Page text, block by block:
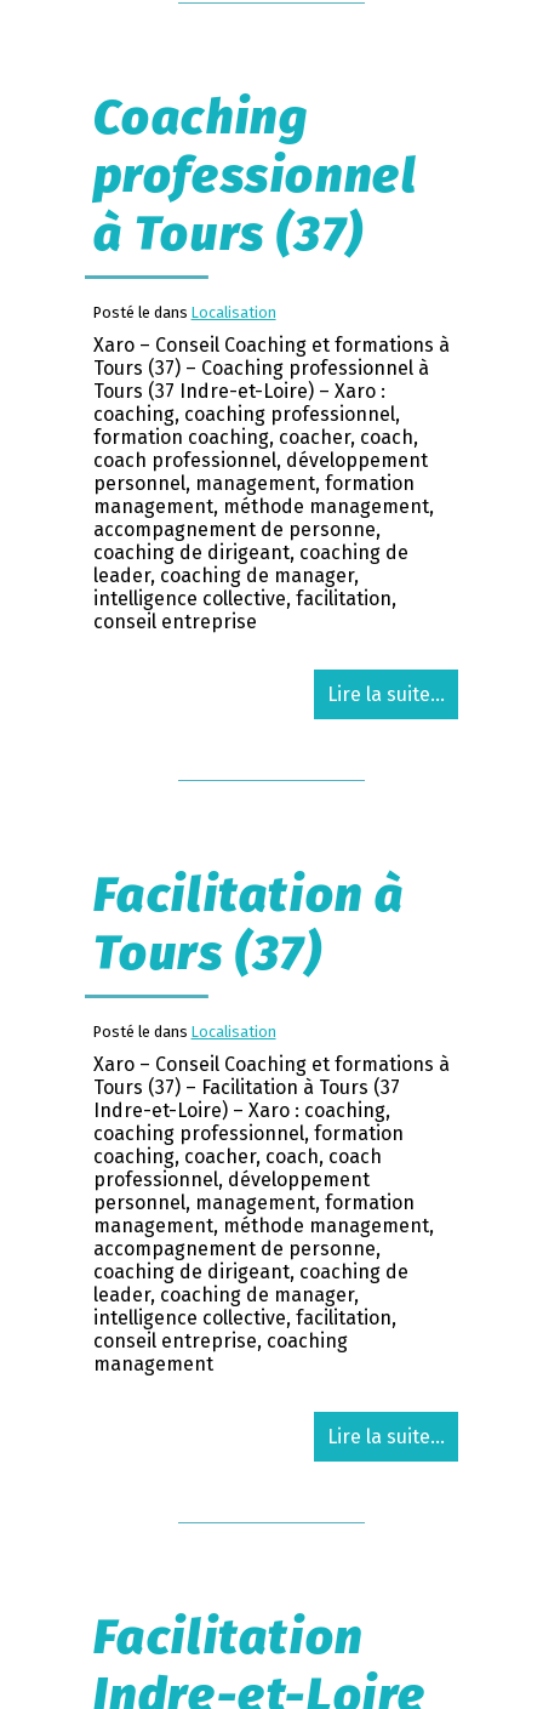
Coaching
professionnel
à Tours (37)
Posté le dans Localisation
Xaro – Conseil Coaching et formations à
Tours (37) – Coaching professionnel à
Tours (37 Indre-et-Loire) – Xaro :
coaching, coaching professionnel,
formation coaching, coacher, coach,
coach professionnel, développement
personnel, management, formation
management, méthode management,
accompagnement de personne,
coaching de dirigeant, coaching de
leader, coaching de manager,
intelligence collective, facilitation,
conseil entreprise
Lire la suite...
Facilitation à
Tours (37)
Posté le dans Localisation
Xaro – Conseil Coaching et formations à
Tours (37) – Facilitation à Tours (37
Indre-et-Loire) – Xaro : coaching,
coaching professionnel, formation
coaching, coacher, coach, coach
professionnel, développement
personnel, management, formation
management, méthode management,
accompagnement de personne,
coaching de dirigeant, coaching de
leader, coaching de manager,
intelligence collective, facilitation,
conseil entreprise, coaching
management
Lire la suite...
Facilitation
Indre-et-Loire